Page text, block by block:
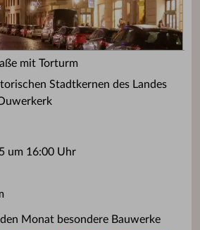
mit Torturm
Stadtkernen des Landes
um 16:00 Uhr
Monat besondere Bauwerke